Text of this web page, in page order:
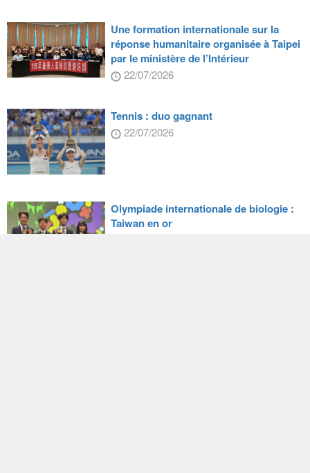
Une formation internationale sur la
réponse humanitaire organisée à Taipei
par le ministère de l’Intérieur
22/07/2026
Tennis : duo gagnant
22/07/2026
Olympiade internationale de biologie :
Taiwan en or